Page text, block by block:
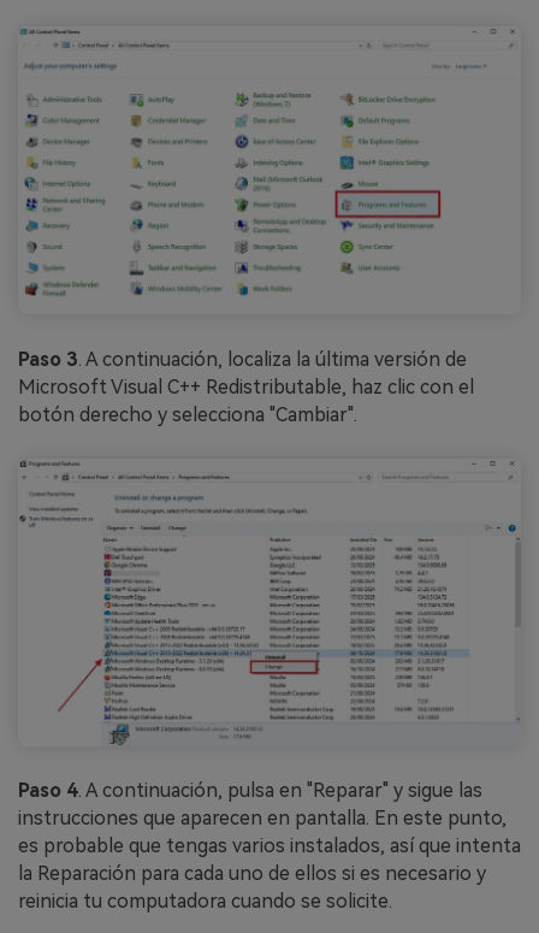
Paso 3 . A continuación, localiza la última versión de
Microsoft Visual C++ Redistributable, haz clic con el
botón derecho y selecciona "Cambiar".
Paso 4. A continuación, pulsa en "Reparar" y sigue las
instrucciones que aparecen en pantalla. En este punto,
es probable que tengas varios instalados, así que intenta
la Reparación para cada uno de ellos si es necesario y
reinicia tu computadora cuando se solicite.